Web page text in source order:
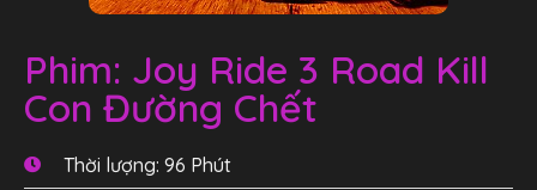
Phim: Joy Ride 3 Road Kill
Con Đường Chết
Thời lượng: 96 Phút